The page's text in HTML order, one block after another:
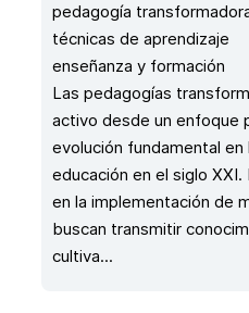
pedagogía
técnicas de aprendizaje
enseñanza y formación
Las pedagogías
activo desde un enfoque
evolución fundamental
educación en el siglo
en la implementación de
buscan transmitir
cultiva...